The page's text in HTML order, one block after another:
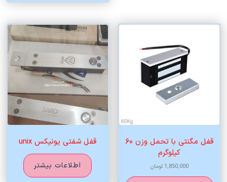
قفل مگنتی با تحمل وزن ۶۰
کیلوگرم
1,850,000 تومان
قفل شفتی یونیکس unix
اطلاعات بیشتر